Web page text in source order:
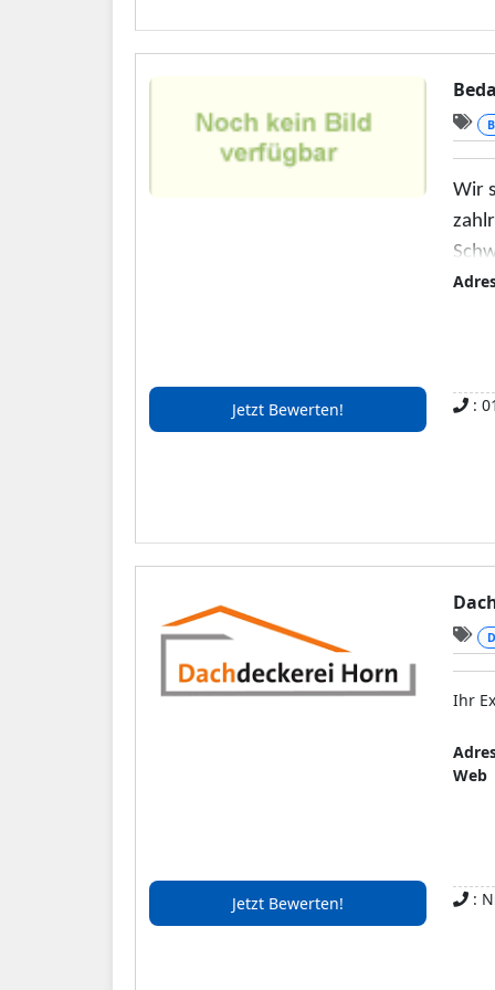
Wir
Die
Jetzt Bewerten! :
Ihr
Web
Jetzt Bewerten! :